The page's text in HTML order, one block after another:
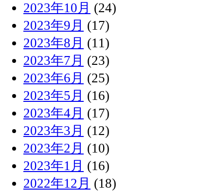
2023年10月 (24)
2023年9月 (17)
2023年8月 (11)
2023年7月 (23)
2023年6月 (25)
2023年5月 (16)
2023年4月 (17)
2023年3月 (12)
2023年2月 (10)
2023年1月 (16)
2022年12月 (18)